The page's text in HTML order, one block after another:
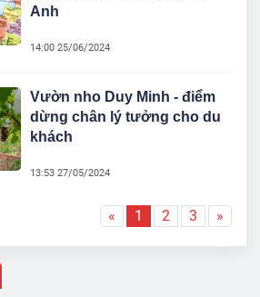
Anh
14:00 25/06/2024
Vườn nho Duy Minh - điểm
dừng chân lý tưởng cho du
khách
13:53 27/05/2024
« 1 2 3 »